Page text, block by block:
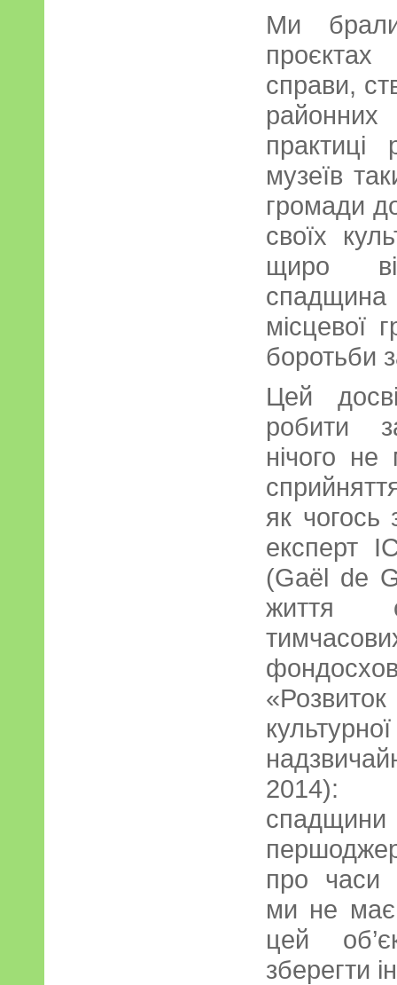
Ми
справи,
районних
практиці
музеїв
громади
своїх
щиро
місцевої
боротьби
Цей
робити
нічого
як чогось
експерт
(Gaël de
життя
2014):
про часи
ми не
цей
зберегти